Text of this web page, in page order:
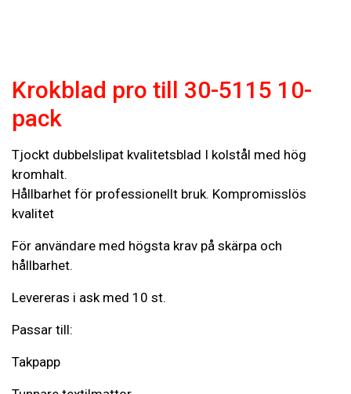
Krokblad pro till 30-5115 10-
pack
Tjockt dubbelslipat kvalitetsblad I kolstål med hög
kromhalt.
Hållbarhet för professionellt bruk. Kompromisslös
kvalitet
För användare med högsta krav på skärpa och
hållbarhet.
Levereras i ask med 10 st.
Passar till:
Takpapp